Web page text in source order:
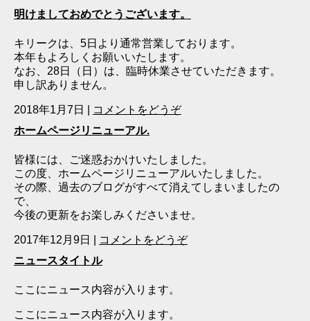
明けましておめでとうございます。
キリークは、5日より通常営業しております。
本年もよろしくお願いいたします。
なお、28日（日）は、臨時休業させていただきます。
申し訳ありません。
2018年1月7日
コメントをどうぞ
ホームページリニューアル.
皆様には、ご迷惑おかけいたしました。
この度、ホームページリニューアルいたしました。
その際、過去のブログがすべて消えてしまいましたの
で、
今後の更新をお楽しみくださいませ。
2017年12月9日
コメントをどうぞ
ニュースタイトル
ここにニュース内容が入ります。
ここにニュース内容が入ります。